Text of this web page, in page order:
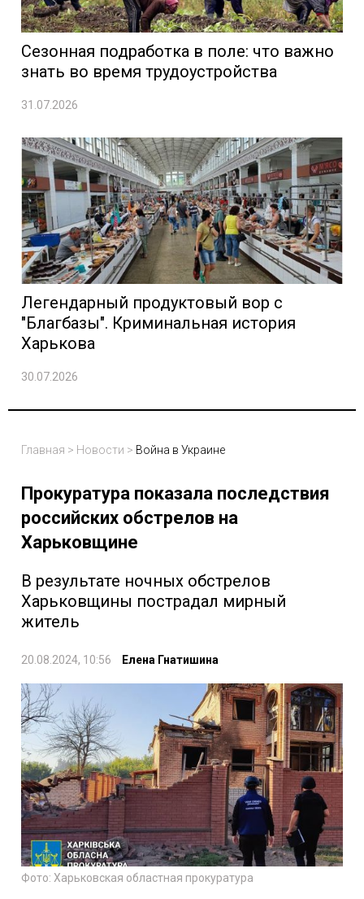
Сезонная подработка в поле: что важно
знать во время трудоустройства
31.07.2026
Легендарный продуктовый вор с
"Благбазы". Криминальная история
Харькова
30.07.2026
Главная > Новости > Война в Украине
Прокуратура показала последствия
российских обстрелов на
Харьковщине
В результате ночных обстрелов
Харьковщины пострадал мирный
житель
20.08.2024, 10:56 Елена Гнатишина
Фото: Харьковская областная прокуратура